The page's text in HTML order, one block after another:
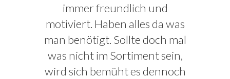
immer freundlich und
motiviert. Haben alles da was
man benötigt. Sollte doch mal
was nicht im Sortiment sein,
wird sich bemüht es dennoch